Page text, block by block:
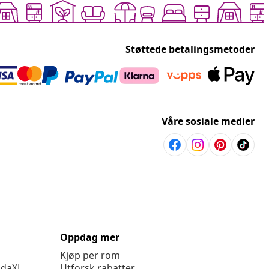
Støttede betalingsmetoder
Våre sosiale medier
Oppdag mer
Kjøp per rom